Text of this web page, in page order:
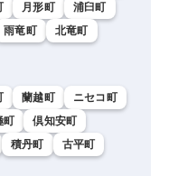
月形町
浦臼町
雨竜町
北竜町
蘭越町
ニセコ町
町
倶知安町
積丹町
古平町